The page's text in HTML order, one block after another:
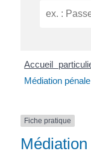
Accueil
Médiation pénale
Fiche pratique